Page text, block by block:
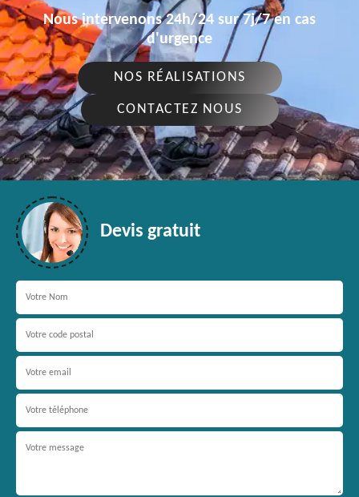
Nous intervenons 24h/24 sur 7j/7 en cas
d'urgence
NOS RÉALISATIONS
CONTACTEZ NOUS
Devis gratuit